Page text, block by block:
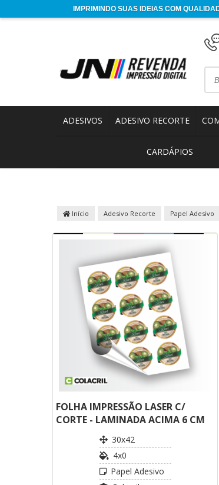
ADESIVOS ADESIVO RECORTE
CARDÁPIOS
Início Adesivo Recorte Papel Adesivo
FOLHA IMPRESSÃO LASER C/
CORTE - LAMINADA ACIMA 6 CM
30x42
4x0
Papel Adesivo